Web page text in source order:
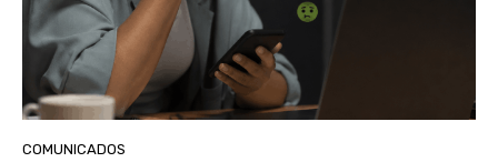
COMUNICADOS